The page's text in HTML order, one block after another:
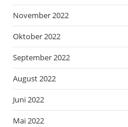
November 2022
Oktober 2022
September 2022
August 2022
Juni 2022
Mai 2022